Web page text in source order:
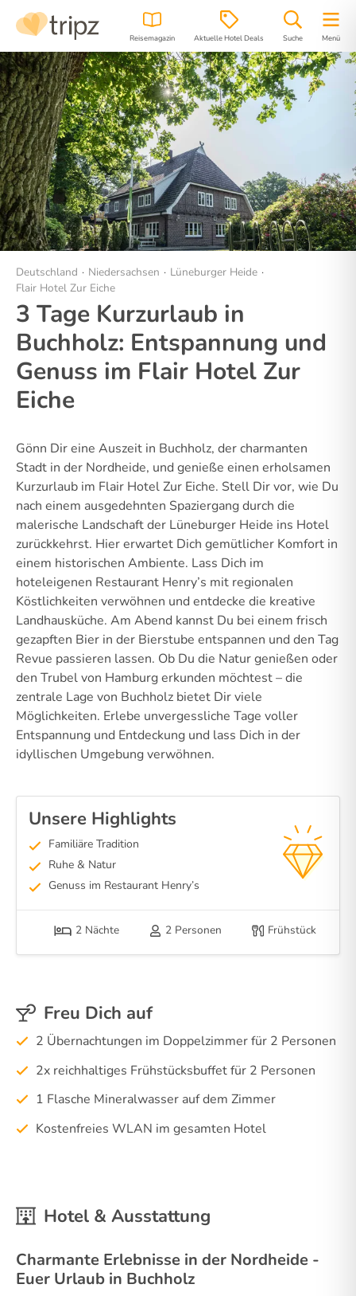
Reisemagazin Aktuelle Hotel Deals Suche Menü
Hotel Bilder Region Lage
Deutschland Niedersachsen
Lüneburger Heide
Flair Hotel Zur Eiche
3 Tage Kurzurlaub in
Buchholz: Entspannung und
Genuss im Flair Hotel Zur
Eiche
Gönn Dir eine Auszeit in Buchholz, der charmanten
Stadt in der Nordheide, und genieße einen erholsamen
Kurzurlaub im Flair Hotel Zur Eiche. Stell Dir vor, wie Du
nach einem ausgedehnten Spaziergang durch die
malerische Landschaft der Lüneburger Heide ins Hotel
zurückkehrst. Hier erwartet Dich gemütlicher Komfort in
einem historischen Ambiente. Lass Dich im
hoteleigenen Restaurant Henry’s mit regionalen
Köstlichkeiten verwöhnen und entdecke die kreative
Landhausküche. Am Abend kannst Du bei einem frisch
gezapften Bier in der Bierstube entspannen und den Tag
Revue passieren lassen. Ob Du die Natur genießen oder
den Trubel von Hamburg erkunden möchtest – die
zentrale Lage von Buchholz bietet Dir viele
Möglichkeiten. Erlebe unvergessliche Tage voller
Entspannung und Entdeckung und lass Dich in der
idyllischen Umgebung verwöhnen.
Unsere Highlights
Familiäre Tradition
Ruhe & Natur
Genuss im Restaurant Henry’s
2 Nächte 2 Personen Frühstück
Freu Dich auf
2 Übernachtungen im Doppelzimmer für 2 Personen
2x reichhaltiges Frühstücksbuffet für 2 Personen
1 Flasche Mineralwasser auf dem Zimmer
Kostenfreies WLAN im gesamten Hotel
Hotel & Ausstattung
Charmante Erlebnisse in der Nordheide -
Euer Urlaub in Buchholz